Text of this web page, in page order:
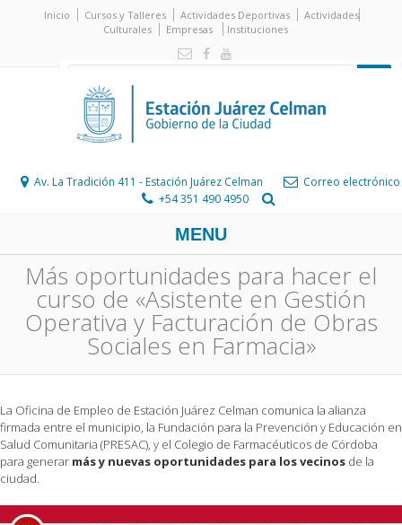
Inicio Cursos y Talleres Actividades Deportivas
Actividades
Culturales
Empresas Instituciones
Av. La Tradición 411 - Estación Juárez Celman
Correo electrónico
+54 351 490 4950
MENU
Más oportunidades para hacer el
curso de «Asistente en Gestión
Operativa y Facturación de Obras
Sociales en Farmacia»
La Oficina de Empleo de Estación Juárez Celman comunica la alianza
firmada entre el municipio, la Fundación para la Prevención y Educación en
Salud Comunitaria (PRESAC), y el Colegio de Farmacéuticos de Córdoba
para generar más y nuevas oportunidades para los vecinos de la
ciudad.